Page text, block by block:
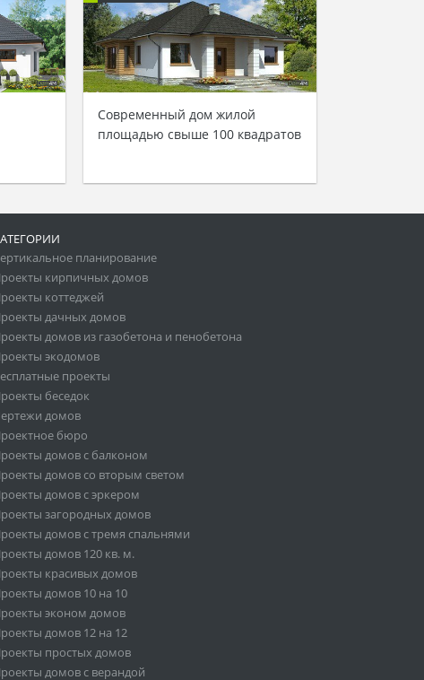
Современный дом жилой
площадью свыше 100 квадратов
планирование
кирпичных домов
коттеджей
дачных домов
домов из газобетона и пенобетона
экодомов
проекты
беседок
домов
бюро
домов с балконом
домов со вторым светом
домов с эркером
загородных домов
домов с тремя спальнями
домов 120 кв. м.
красивых домов
домов 10 на 10
эконом домов
домов 12 на 12
простых домов
домов с верандой